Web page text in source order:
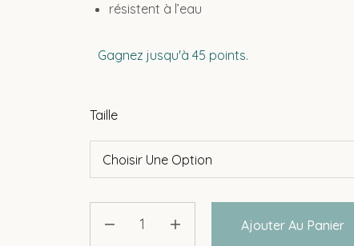
résistent à l’eau
Gagnez jusqu'à 45 points.
Taille
Ajouter Au Panier